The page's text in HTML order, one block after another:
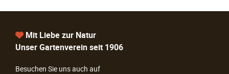
Mit Liebe zur Natur
Unser Gartenverein seit 1906
Besuchen Sie uns auch auf